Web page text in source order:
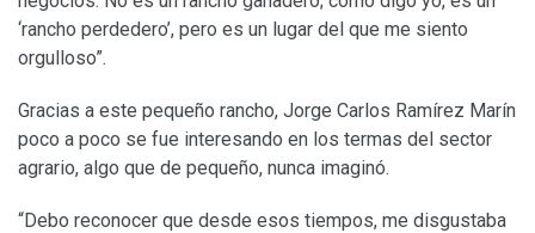
‘rancho perdedero’, pero es un lugar del que me siento
orgulloso”.
Gracias a este pequeño rancho, Jorge Carlos Ramírez Marín
poco a poco se fue interesando en los termas del sector
agrario, algo que de pequeño, nunca imaginó.
“Debo reconocer que desde esos tiempos, me disgustaba